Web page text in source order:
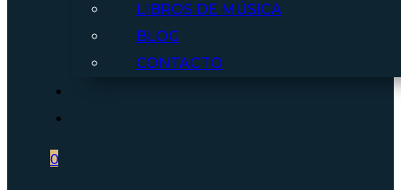
LIBROS DE MÚSICA
BLOG
CONTACTO
0